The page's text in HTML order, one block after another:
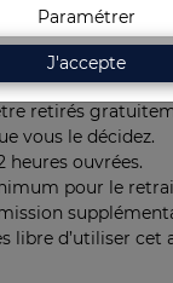
voir le
quand vous le
retirés
vous le décidez.
heures ouvrées.
pour le
libre d’utiliser cet
Paramétrer
J'accepte